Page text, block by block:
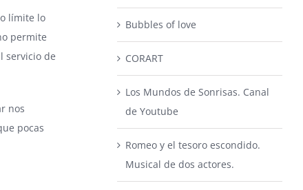
límite lo
permite
servicio de
nos
pocas
Bubbles of love
CORART
Los Mundos de Sonrisas. Canal
de Youtube
Romeo y el tesoro escondido.
Musical de dos actores.